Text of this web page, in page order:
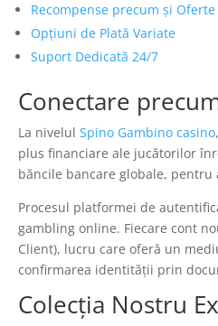
Recompense precum și
Opțiuni de Plată Variate
Suport Dedicată 24/7
Conectare
La nivelulSpino Gambino casino
plus financiare ale jucătorilor
băncile bancare globale,
Procesul platformei de
gambling online. Fiecare cont
Client), lucru care oferă un
confirmarea identității prin
Colecția Nostru